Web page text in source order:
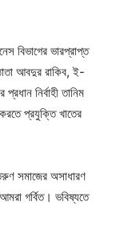
বিভাগের ভারপ্রাপ্ত
আবদুর রাকিব, ই-
নির্বাহী তানিম
প্রযুক্তি খাতের
সমাজের অসাধারণ
গর্বিত। ভবিষ্যতে